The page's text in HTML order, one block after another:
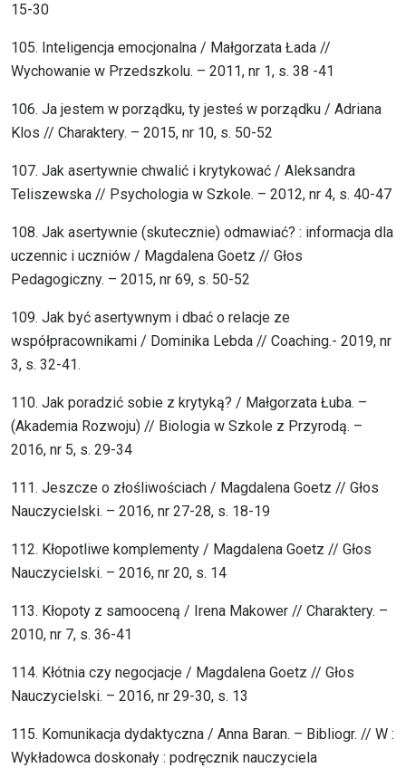
15-30
105. Inteligencja emocjonalna / Małgorzata Łada //
Wychowanie w Przedszkolu. – 2011, nr 1, s. 38 -41
106. Ja jestem w porządku, ty jesteś w porządku / Adriana
Klos // Charaktery. – 2015, nr 10, s. 50-52
107. Jak asertywnie chwalić i krytykować / Aleksandra
Teliszewska // Psychologia w Szkole. – 2012, nr 4, s. 40-47
108. Jak asertywnie (skutecznie) odmawiać? : informacja dla
uczennic i uczniów / Magdalena Goetz // Głos
Pedagogiczny. – 2015, nr 69, s. 50-52
109. Jak być asertywnym i dbać o relacje ze
współpracownikami / Dominika Lebda // Coaching.- 2019, nr
3, s. 32-41.
110. Jak poradzić sobie z krytyką? / Małgorzata Łuba. –
(Akademia Rozwoju) // Biologia w Szkole z Przyrodą. –
2016, nr 5, s. 29-34
111. Jeszcze o złośliwościach / Magdalena Goetz // Głos
Nauczycielski. – 2016, nr 27-28, s. 18-19
112. Kłopotliwe komplementy / Magdalena Goetz // Głos
Nauczycielski. – 2016, nr 20, s. 14
113. Kłopoty z samooceną / Irena Makower // Charaktery. –
2010, nr 7, s. 36-41
114. Kłótnia czy negocjacje / Magdalena Goetz // Głos
Nauczycielski. – 2016, nr 29-30, s. 13
115. Komunikacja dydaktyczna / Anna Baran. – Bibliogr. // W :
Wykładowca doskonały : podręcznik nauczyciela